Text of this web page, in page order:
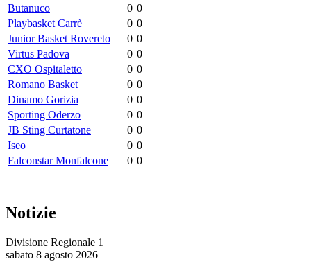
Butanuco
0 0
Playbasket Carrè
0 0
Junior Basket Rovereto
0 0
Virtus Padova
0 0
CXO Ospitaletto
0 0
Romano Basket
0 0
Dinamo Gorizia
0 0
Sporting Oderzo
0 0
JB Sting Curtatone
0 0
Iseo
0 0
Falconstar Monfalcone
0 0
Notizie
Divisione Regionale 1
sabato 8 agosto 2026